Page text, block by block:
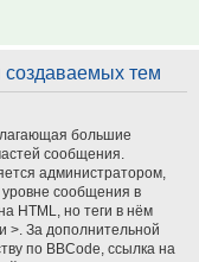
тем
большие
сообщения.
администратором,
сообщения в
HTML, но теги в нём
>. За дополнительной
по BBCode, ссылка на